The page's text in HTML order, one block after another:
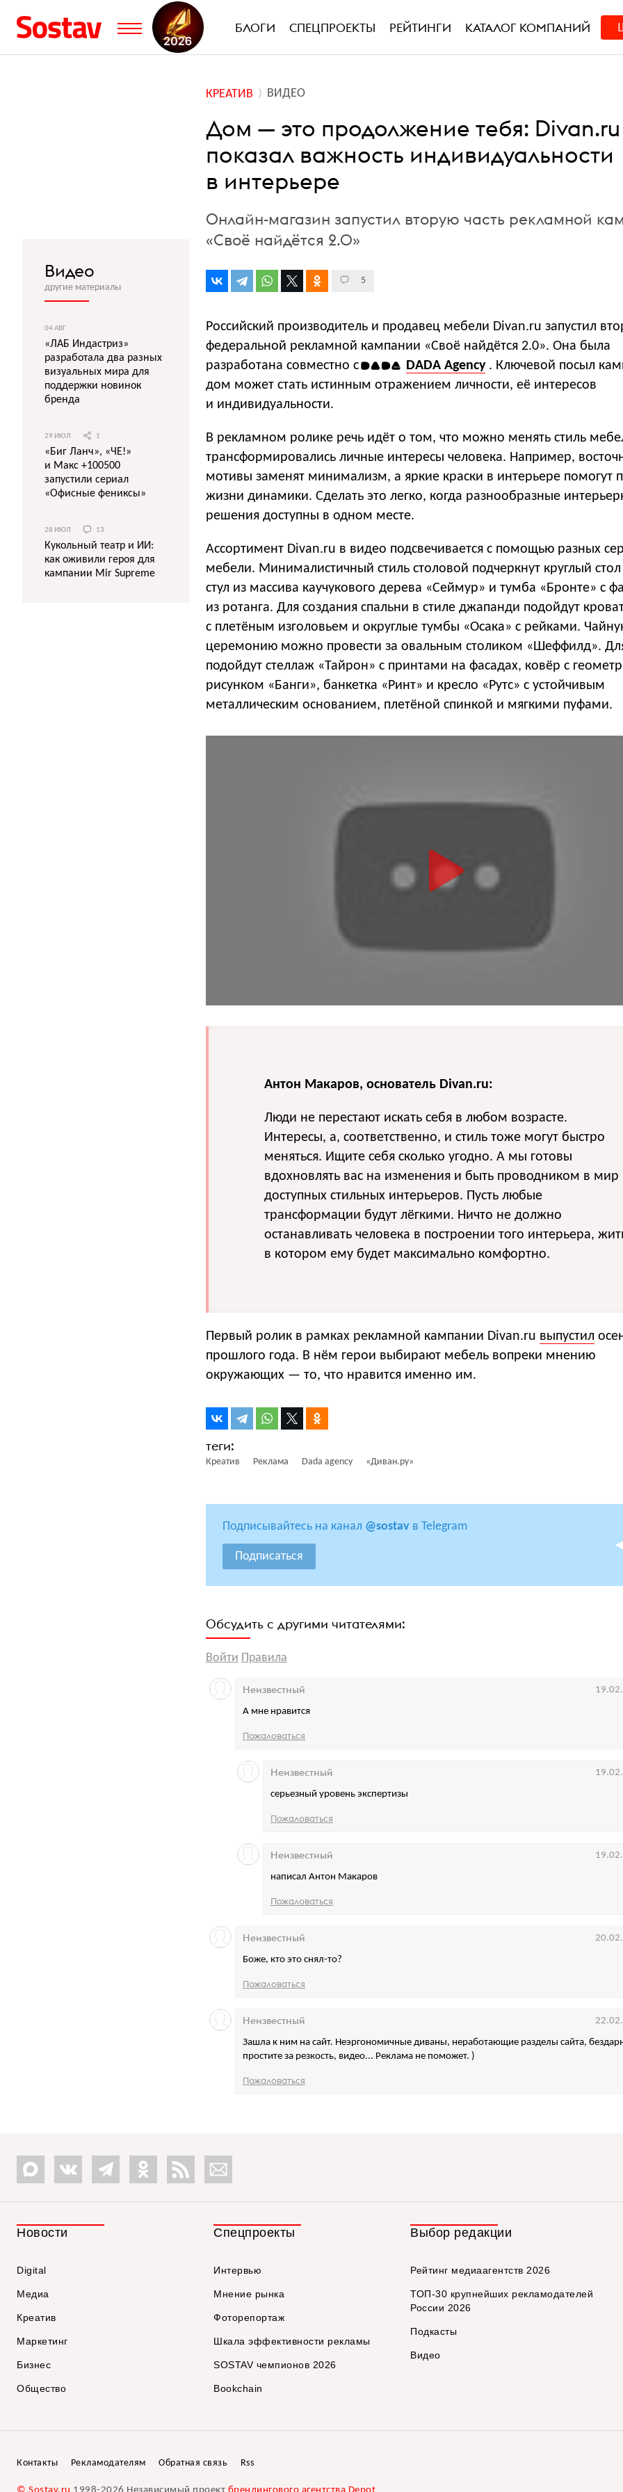
БЛОГИ СПЕЦПРОЕКТЫ РЕЙТИНГИ КАТАЛОГ КОМПАНИЙ
КРЕАТИВ ВИДЕО
Дом — это продолжение тебя: Divan.ru
показал важность индивидуальности
в интерьере
Онлайн-магазин запустил вторую часть рекламной
«Своё найдётся 2.0»
5
Российский производитель и продавец мебели Divan.ru запустил
федеральной рекламной кампании «Своё найдётся 2.0». Она была
разработана совместно с
DADA Agency . Ключевой посыл
дом может стать истинным отражением личности, её интересов
и индивидуальности.
В рекламном ролике речь идёт о том, что можно менять стиль
трансформировались личные интересы человека. Например,
мотивы заменят минимализм, а яркие краски в интерьере помогут
жизни динамики. Сделать это легко, когда разнообразные
решения доступны в одном месте.
Ассортимент Divan.ru в видео подсвечивается с помощью разных
мебели. Минималистичный стиль столовой подчеркнут круглый
стул из массива каучукового дерева «Сеймур» и тумба «Бронте» с
из ротанга. Для создания спальни в стиле джапанди подойдут
с плетёным изголовьем и округлые тумбы «Осака» с рейками.
церемонию можно провести за овальным столиком «Шеффилд».
подойдут стеллаж «Тайрон» с принтами на фасадах, ковёр с
рисунком «Банги», банкетка «Ринт» и кресло «Рутс» с устойчивым
металлическим основанием, плетёной спинкой и мягкими пуфами.
Антон Макаров, основатель Divan.ru:
Люди не перестают искать себя в любом возрасте.
Интересы, а, соответственно, и стиль тоже могут быстро
меняться. Ищите себя сколько угодно. А мы готовы
вдохновлять вас на изменения и быть проводником в мир
доступных стильных интерьеров. Пусть любые
трансформации будут лёгкими. Ничто не должно
останавливать человека в построении того интерьера,
в котором ему будет максимально комфортно.
Первый ролик в рамках рекламной кампании Divan.ru выпустил
прошлого года. В нём герои выбирают мебель вопреки мнению
окружающих — то, что нравится именно им.
Креатив Реклама Dada agency «Диван.ру»
Подписывайтесь на канал @sostav в Telegram
Подписаться
Обсудить с другими читателями:
Войти Правила
А мне нравится
Неизвестный
Пожаловаться
серьезный уровень экспертизы
Неизвестный
Пожаловаться
написал Антон Макаров
Неизвестный
Пожаловаться
Боже, кто это снял-то?
Неизвестный
Пожаловаться
Зашла к ним на сайт. Неэргономичные диваны, неработающие разделы сайта,
простите за резкость, видео... Реклама не поможет. )
Неизвестный
Пожаловаться
Видео
другие материалы
04 АВГ
«ЛАБ Индастриз»
разработала два разных
визуальных мира для
поддержки новинок
бренда
29 ИЮЛ 1
«Биг Ланч», «ЧЕ!»
и Макс +100500
запустили сериал
«Офисные фениксы»
28 ИЮЛ 13
Кукольный театр и ИИ:
как оживили героя для
кампании Mir Supreme
Новости
Digital
Медиа
Креатив
Маркетинг
Бизнес
Общество
Спецпроекты
Интервью
Мнение рынка
Фоторепортаж
Шкала эффективности рекламы
SOSTAV чемпионов 2026
Bookchain
Выбор редакции
Рейтинг медиаагентств 2026
ТОП-30 крупнейших рекламодателей
России 2026
Подкасты
Видео
Контакты Рекламодателям Обратная связь Rss